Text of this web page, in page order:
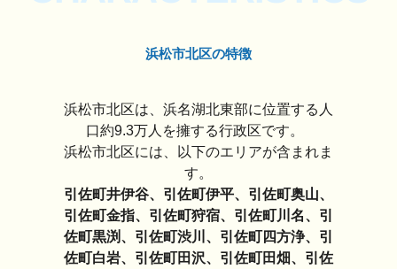
浜松市北区の特徴
浜松市北区は、浜名湖北東部に位置する人
口約9.3万人を擁する行政区です。
浜松市北区には、以下のエリアが含まれま
す。
引佐町井伊谷、引佐町伊平、引佐町奥山、
引佐町金指、引佐町狩宿、引佐町川名、引
佐町黒渕、引佐町渋川、引佐町四方浄、引
佐町白岩、引佐町田沢、引佐町田畑、引佐